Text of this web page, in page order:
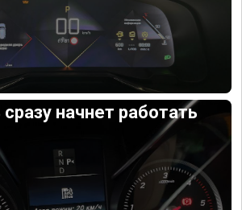
начнет работать